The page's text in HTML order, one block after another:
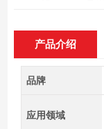
产品介绍
品牌
应用领域